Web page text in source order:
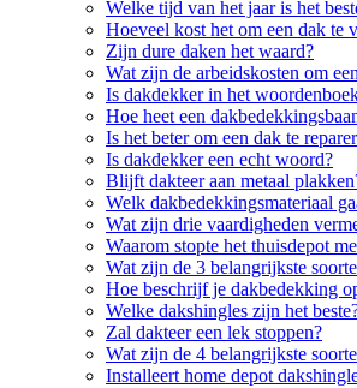
Welke tijd van het jaar is het
Hoeveel kost het om een dak te
Zijn dure daken het waard?
Wat zijn de arbeidskosten om
Is dakdekker in het
Hoe heet een
Is het beter om een dak te
Is dakdekker een echt woord?
Blijft dakteer aan metaal
Welk dakbedekkingsmateriaal
Wat zijn drie vaardigheden
Waarom stopte het thuisdepot
Wat zijn de 3 belangrijkste
Hoe beschrijf je dakbedekking
Welke dakshingles zijn het
Zal dakteer een lek stoppen?
Wat zijn de 4 belangrijkste
Installeert home depot